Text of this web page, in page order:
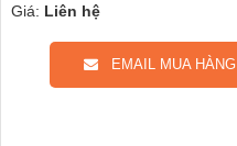
Giá: Liên hệ
EMAIL MUA HÀNG